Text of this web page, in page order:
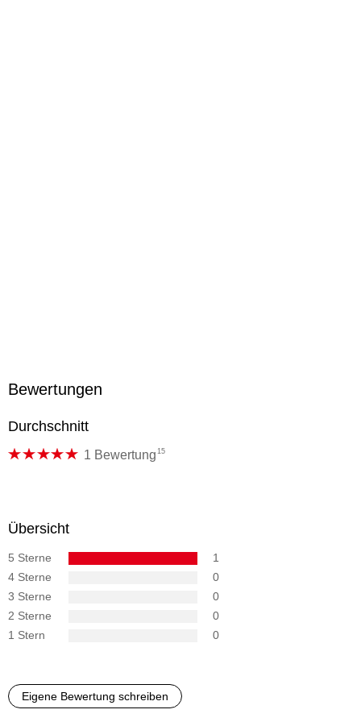
Bewertungen
Durchschnitt
1 Bewertung 15
Übersicht
5 Sterne
1
4 Sterne
0
3 Sterne
0
2 Sterne
0
1 Stern
0
Eigene Bewertung schreiben